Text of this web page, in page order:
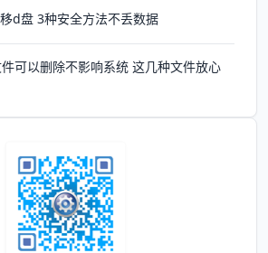
d盘 3种安全方法不丢数据
可以删除不影响系统 这几种文件放心